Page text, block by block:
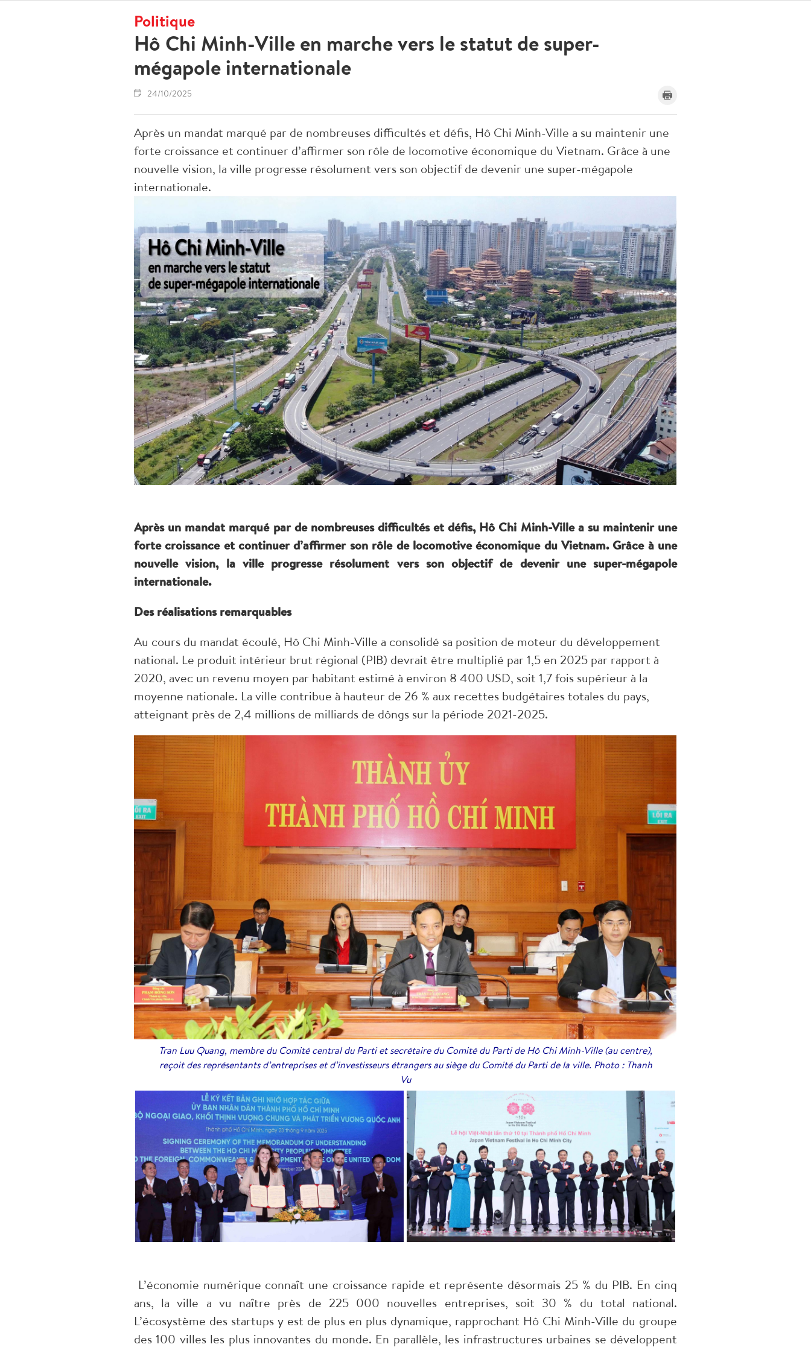
Politique
Hô Chi Minh-Ville en marche vers le statut de super-
mégapole internationale
24/10/2025
Après un mandat marqué par de nombreuses difficultés et défis, Hô Chi Minh-Ville a su maintenir une
forte croissance et continuer d’affirmer son rôle de locomotive économique du Vietnam. Grâce à une
nouvelle vision, la ville progresse résolument vers son objectif de devenir une super-mégapole
internationale.
Après un mandat marqué par de nombreuses difficultés et défis, Hô Chi Minh-Ville a su maintenir une
forte croissance et continuer d’affirmer son rôle de locomotive économique du Vietnam. Grâce à une
nouvelle vision, la ville progresse résolument vers son objectif de devenir une super-mégapole
internationale.
Des réalisations remarquables
Au cours du mandat écoulé, Hô Chi Minh-Ville a consolidé sa position de moteur du développement
national. Le produit intérieur brut régional (PIB) devrait être multiplié par 1,5 en 2025 par rapport à
2020, avec un revenu moyen par habitant estimé à environ 8 400 USD, soit 1,7 fois supérieur à la
moyenne nationale. La ville contribue à hauteur de 26 % aux recettes budgétaires totales du pays,
atteignant près de 2,4 millions de milliards de dôngs sur la période 2021-2025.
Tran Luu Quang, membre du Comité central du Parti et secrétaire du Comité du Parti de Hô Chi Minh-Ville (au centre),
reçoit des représentants d’entreprises et d’investisseurs étrangers au siège du Comité du Parti de la ville. Photo : Thanh
Vu
L’économie numérique connaît une croissance rapide et représente désormais 25 % du PIB. En cinq
ans, la ville a vu naître près de 225 000 nouvelles entreprises, soit 30 % du total national.
L’écosystème des startups y est de plus en plus dynamique, rapprochant Hô Chi Minh-Ville du groupe
des 100 villes les plus innovantes du monde. En parallèle, les infrastructures urbaines se développent